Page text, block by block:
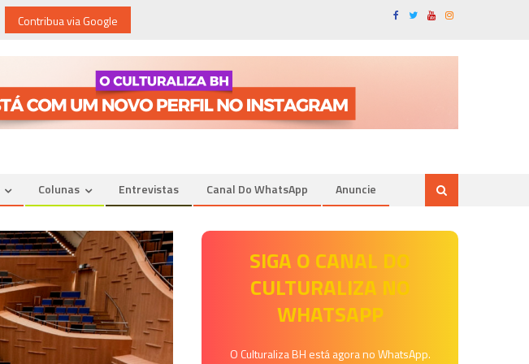
Contribua via Google
Colunas Entrevistas Canal Do WhatsApp Anuncie
SIGA O CANAL DO
CULTURALIZA NO
WHATSAPP
O Culturaliza BH está agora no WhatsApp.